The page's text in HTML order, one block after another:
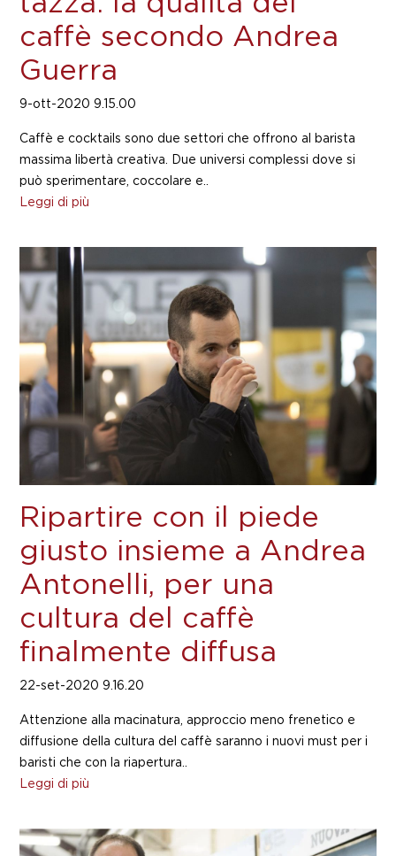
caffè secondo Andrea
Guerra
9-ott-2020 9.15.00
Caffè e cocktails sono due settori che offrono al barista
massima libertà creativa. Due universi complessi dove si
può sperimentare, coccolare e..
Leggi di più
Ripartire con il piede
giusto insieme a Andrea
Antonelli, per una
cultura del caffè
finalmente diffusa
22-set-2020 9.16.20
Attenzione alla macinatura, approccio meno frenetico e
diffusione della cultura del caffè saranno i nuovi must per i
baristi che con la riapertura..
Leggi di più